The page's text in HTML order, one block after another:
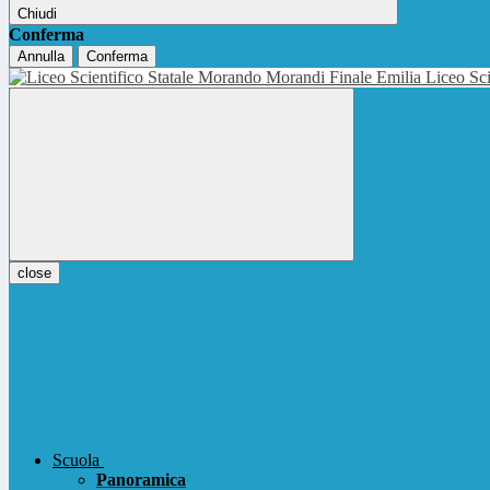
Chiudi
Conferma
Annulla Conferma
Liceo
close
Scuola
Panoramica